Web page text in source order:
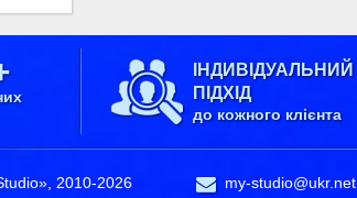
ІНДИВІДУАЛЬНИЙ
ПІДХІД
до кожного клієнта
2010-2026 my-studio@ukr.net